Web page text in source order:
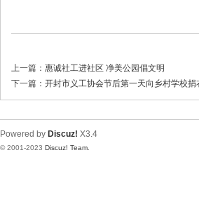
上一篇： 惠诚社工进社区 净美公园倡文明
下一篇： 开封市义工协会节后第一天向乡村学校捐
Powered by Discuz! X3.4
© 2001-2023 Discuz! Team